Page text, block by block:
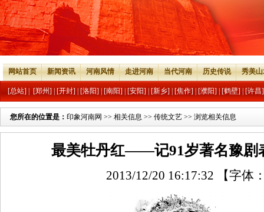
网站首页 新闻资讯 河南风情 走进河南 当代河南 历史传说 秀美
[总站] [郑州] [开封] [洛阳] [南阳] [安阳] [新乡] [焦作] [濮阳] [鹤壁] [许昌]
您所在的位置是： 印象河南网 >> 相关信息 >> 传统文艺 >> 浏览相关信息
最美牡丹红——记91岁著名豫剧
2013/12/20 16:17:32 【字体